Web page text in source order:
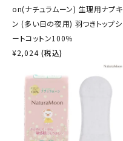
on(ナチュラムーン) 生理用ナプキ
ン (多い日の夜用) 羽つきトップシ
ートコットン100％
¥2,024 (税込)